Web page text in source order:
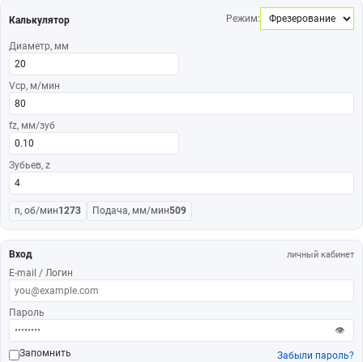
Калькулятор Режим:
Диаметр, мм
Vср, м/мин
fz, мм/зуб
Зубьев, z
n, об/мин1273 Подача, мм/мин509
Вход личный кабинет
E-mail / Логин
Пароль
👁
Запомнить
Забыли пароль?